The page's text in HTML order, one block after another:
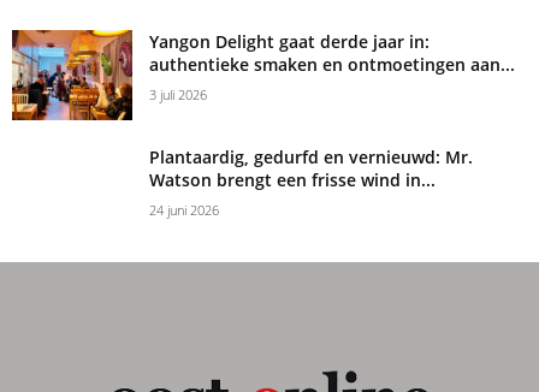
Yangon Delight gaat derde jaar in:
authentieke smaken en ontmoetingen aan...
3 juli 2026
Plantaardig, gedurfd en vernieuwd: Mr.
Watson brengt een frisse wind in...
24 juni 2026